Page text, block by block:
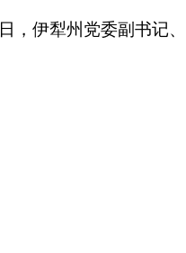
日，伊犁州党委副书记